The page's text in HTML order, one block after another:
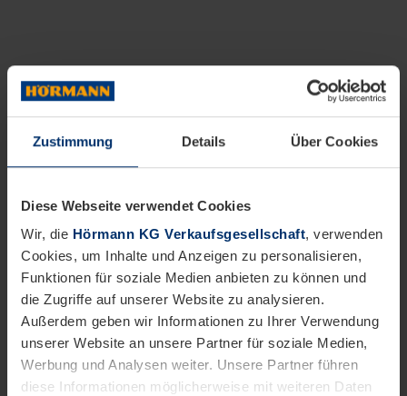
Zustimmung Details Über Cookies
Diese Webseite verwendet Cookies
Wir, die Hörmann KG Verkaufsgesellschaft, verwenden
Cookies, um Inhalte und Anzeigen zu personalisieren,
Funktionen für soziale Medien anbieten zu können und
die Zugriffe auf unserer Website zu analysieren.
Außerdem geben wir Informationen zu Ihrer Verwendung
unserer Website an unsere Partner für soziale Medien,
Werbung und Analysen weiter. Unsere Partner führen
diese Informationen möglicherweise mit weiteren Daten